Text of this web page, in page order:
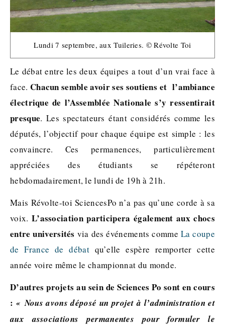
Lundi 7 septembre, aux Tuileries. © Révolte Toi
Le débat entre les deux équipes a tout d’un vrai face à
face. Chacun semble avoir ses soutiens et l’ambiance
électrique de l’Assemblée Nationale s’y ressentirait
presque. Les spectateurs étant considérés comme les
députés, l’objectif pour chaque équipe est simple : les
convaincre. Ces permanences, particulièrement
appréciées des étudiants se répéteront
hebdomadairement, le lundi de 19h à 21h.
Mais Révolte-toi SciencesPo n’a pas qu’une corde à sa
voix. L’association participera également aux chocs
entre universités via des événements comme La coupe
de France de débatqu’elle espère remporter cette
année voire même le championnat du monde.
D’autres projets au sein de Sciences Po sont en cours
: «Nous avons déposé un projet à l’administration et
aux associations permanentes pour formuler le